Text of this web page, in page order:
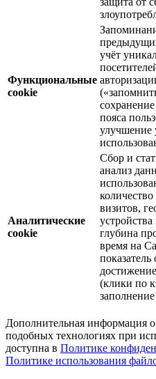
Функциональные
cookie
учёт
пояса
улучшение
Аналитические
cookie
Сбор и
анализ
визитов,
глубина
время на
показатель
(клики по
Дополнительная информация
подобных технологиях при
доступна в Политике
Политике использования